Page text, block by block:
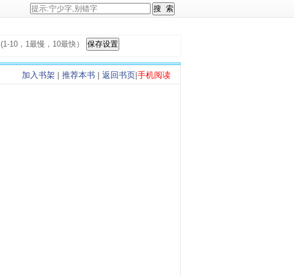
(1-10，1最慢，10最快）
加入书架 | 推荐本书 | 返回书页|手机阅读